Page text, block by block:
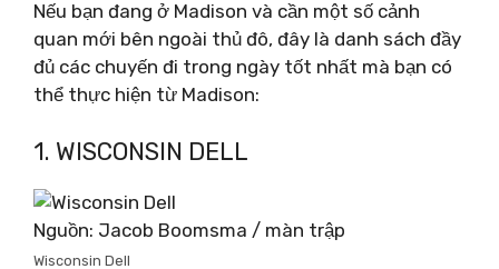
Nếu bạn đang ở Madison và cần một số cảnh
quan mới bên ngoài thủ đô, đây là danh sách đầy
đủ các chuyến đi trong ngày tốt nhất mà bạn có
thể thực hiện từ Madison:
1. WISCONSIN DELL
Nguồn: Jacob Boomsma / màn trập
Wisconsin Dell